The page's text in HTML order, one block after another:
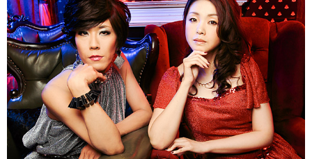
会社情報
サイトマップ
お問い合わせ
閉じる